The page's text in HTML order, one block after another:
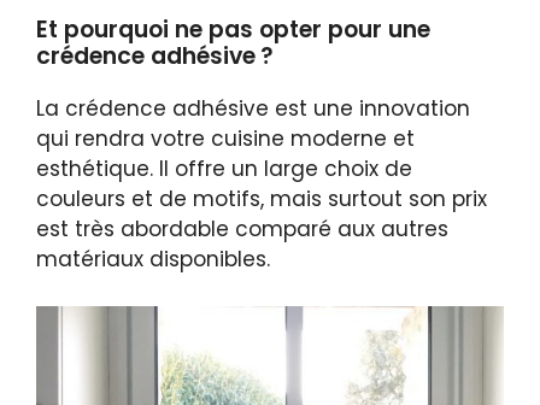
Et pourquoi ne pas opter pour une
crédence adhésive ?
La crédence adhésive est une innovation
qui rendra votre cuisine moderne et
esthétique. Il offre un large choix de
couleurs et de motifs, mais surtout son prix
est très abordable comparé aux autres
matériaux disponibles.